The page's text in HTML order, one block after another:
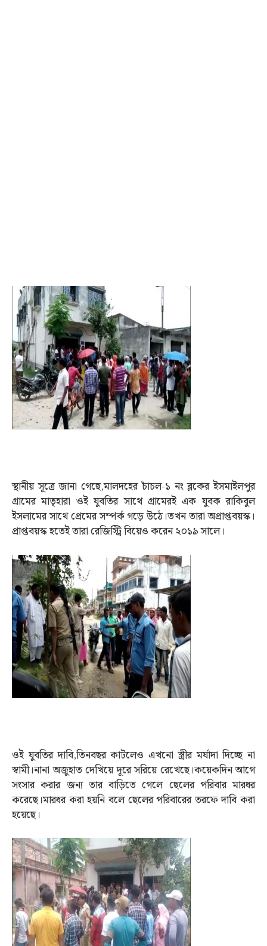
স্থানীয় সূত্রে জানা গেছে,মাল‍দহের চাঁচল-১ নং ব্লকের ইসমাইলপুর
গ্রামের মাতৃহারা ওই যুবতির সাথে গ্রামেরই এক যুবক রাকিবুল
ইসলামের সাথে প্রেমের সম্পর্ক গড়ে উঠে।তখন তারা অপ্রাপ্তবয়স্ক।
প্রাপ্তবয়স্ক হতেই তারা রেজিস্ট্রি বিয়েও করেন ২০১৯ সালে।
ওই যুবতির দাবি,তিনবছর কাটলেও এখনো স্ত্রীর মর্যাদা দিচ্ছে না
স্বামী।নানা অজুহাত দেখিয়ে দূরে সরিয়ে রেখেছে।কয়েকদিন আগে
সংসার করার জন‍্য তার বাড়িতে গেলে ছেলের পরিবার মারধর
করেছে।মারধর করা হয়নি বলে ছেলের পরিবারের তরফে দাবি করা
হয়েছে।